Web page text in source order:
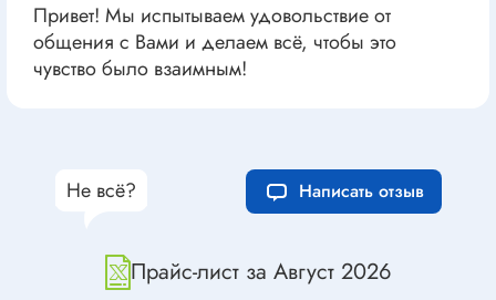
Привет! Мы испытываем удовольствие от
общения с Вами и делаем всё, чтобы это
чувство было взаимным!
Прайс-лист за Август 2026
Не всё? Написать отзыв